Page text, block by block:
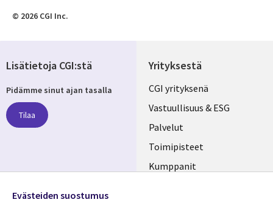
© 2026 CGI Inc.
Yrityksestä
Useful
links
FINLAND
CGI yrityksenä
Vastuullisuus & ESG
Palvelut
Toimipisteet
Kumppanit
Lisätietoja CGI:stä
Pidämme sinut ajan tasalla
Tilaa
Evästeiden suostumus